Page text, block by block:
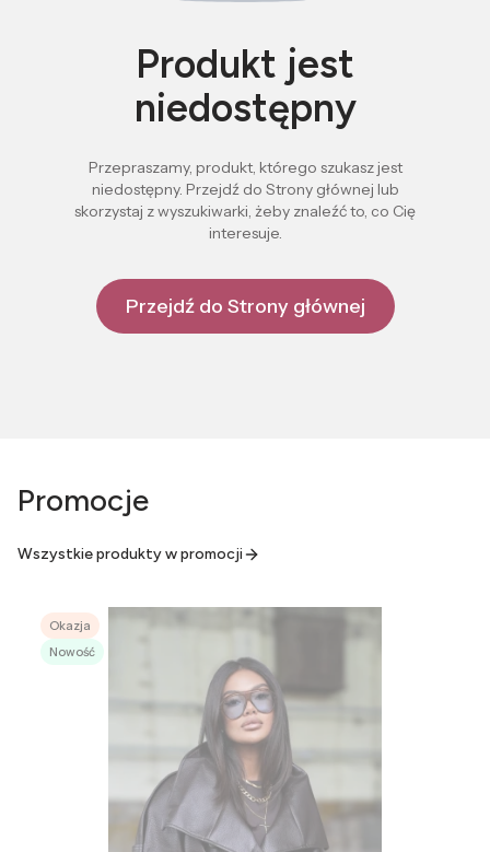
Produkt jest
niedostępny
Przepraszamy, produkt, którego szukasz jest
niedostępny. Przejdź do Strony głównej lub
skorzystaj z wyszukiwarki, żeby znaleźć to, co Cię
interesuje.
Przejdź do Strony głównej
Promocje
Wszystkie produkty w promocji
Okazja
Nowość